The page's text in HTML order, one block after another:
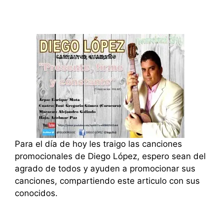
Para el día de hoy les traigo las canciones
promocionales de Diego López, espero sean del
agrado de todos y ayuden a promocionar sus
canciones, compartiendo este articulo con sus
conocidos.